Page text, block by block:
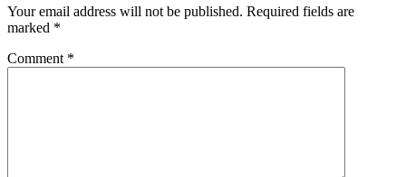
Your email address will not be published. Required fields are
marked *
Comment *